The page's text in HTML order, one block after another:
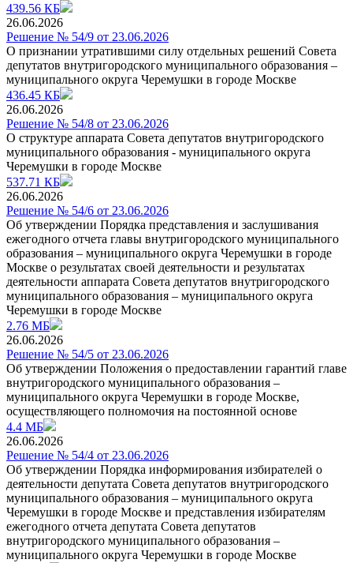
439.56 КБ
26.06.2026
Решение № 54/9 от 23.06.2026
О признании утратившими силу отдельных решений Совета
депутатов внутригородского муниципального образования –
муниципального округа Черемушки в городе Москве
436.45 КБ
26.06.2026
Решение № 54/8 от 23.06.2026
О структуре аппарата Совета депутатов внутригородского
муниципального образования - муниципального округа
Черемушки в городе Москве
537.71 КБ
26.06.2026
Решение № 54/6 от 23.06.2026
Об утверждении Порядка представления и заслушивания
ежегодного отчета главы внутригородского муниципального
образования – муниципального округа Черемушки в городе
Москве о результатах своей деятельности и результатах
деятельности аппарата Совета депутатов внутригородского
муниципального образования – муниципального округа
Черемушки в городе Москве
2.76 МБ
26.06.2026
Решение № 54/5 от 23.06.2026
Об утверждении Положения о предоставлении гарантий главе
внутригородского муниципального образования –
муниципального округа Черемушки в городе Москве,
осуществляющего полномочия на постоянной основе
4.4 МБ
26.06.2026
Решение № 54/4 от 23.06.2026
Об утверждении Порядка информирования избирателей о
деятельности депутата Совета депутатов внутригородского
муниципального образования – муниципального округа
Черемушки в городе Москве и представления избирателям
ежегодного отчета депутата Совета депутатов
внутригородского муниципального образования –
муниципального округа Черемушки в городе Москве